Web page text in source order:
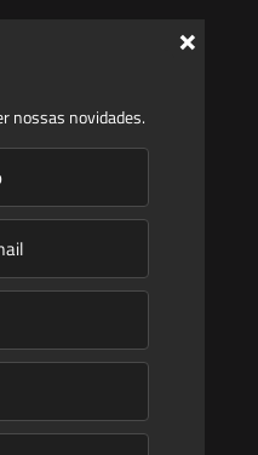
nossas novidades.
×